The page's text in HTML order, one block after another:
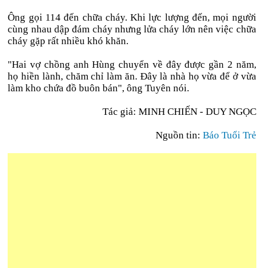
Ông gọi 114 đến chữa cháy. Khi lực lượng đến, mọi người
cùng nhau dập đám cháy nhưng lửa cháy lớn nên việc chữa
cháy gặp rất nhiều khó khăn.
"Hai vợ chồng anh Hùng chuyển về đây được gần 2 năm,
họ hiền lành, chăm chỉ làm ăn. Đây là nhà họ vừa để ở vừa
làm kho chứa đồ buôn bán", ông Tuyên nói.
Tác giả: MINH CHIẾN - DUY NGỌC
Nguồn tin: Báo Tuổi Trẻ